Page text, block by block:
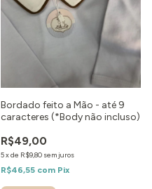
Bordado feito a Mão - até 9
caracteres (*Body não incluso)
R$49,00
5xde R$9,80 sem juros
R$46,55 com Pix